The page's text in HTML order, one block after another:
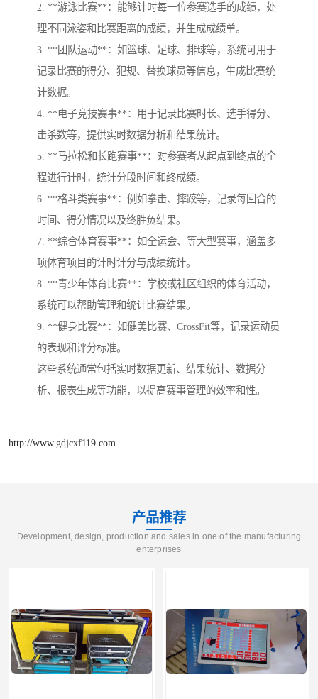
2. **游泳比赛**：能够计时每一位参赛选手的成绩，处
理不同泳姿和比赛距离的成绩，并生成成绩单。
3. **团队运动**：如篮球、足球、排球等，系统可用于
记录比赛的得分、犯规、替换球员等信息，生成比赛统
计数据。
4. **电子竞技赛事**：用于记录比赛时长、选手得分、
击杀数等，提供实时数据分析和结果统计。
5. **马拉松和长跑赛事**：对参赛者从起点到终点的全
程进行计时，统计分段时间和终成绩。
6. **格斗类赛事**：例如拳击、摔跤等，记录每回合的
时间、得分情况以及终胜负结果。
7. **综合体育赛事**：如全运会、等大型赛事，涵盖多
项体育项目的计时计分与成绩统计。
8. **青少年体育比赛**：学校或社区组织的体育活动，
系统可以帮助管理和统计比赛结果。
9. **健身比赛**：如健美比赛、CrossFit等，记录运动员
的表现和评分标准。
这些系统通常包括实时数据更新、结果统计、数据分
析、报表生成等功能，以提高赛事管理的效率和性。
http://www.gdjcxf119.com
产品推荐
Development, design, production and sales in one of the manufacturing
enterprises